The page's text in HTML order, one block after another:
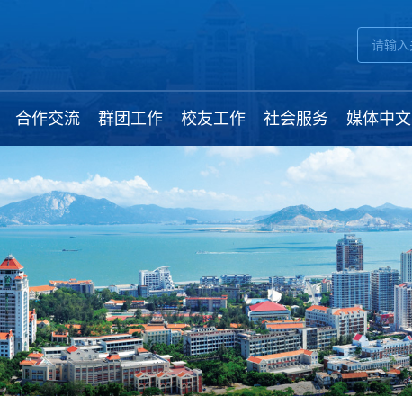
合作交流 群团工作 校友工作 社会服务 媒体中文